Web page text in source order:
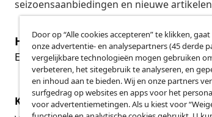
seizoensaanbiedingen en nieuwe
Herroeping van de overeenkomst
Een annulering voor je bestelling indienen
Klantenservice
Door op “Alle cookies accepteren” te klikken,
onze advertentie- en analysepartners (45 derde
vergelijkbare technologieën mogen gebruiken
verbeteren, het sitegebruik te analyseren, en
en inhoud aan te bieden. Wij en onze partners
surfgedrag op websites en apps voor het
voor advertentiemetingen. Als u kiest voor